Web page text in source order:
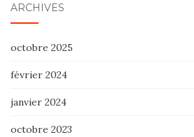
ARCHIVES
octobre 2025
février 2024
janvier 2024
octobre 2023